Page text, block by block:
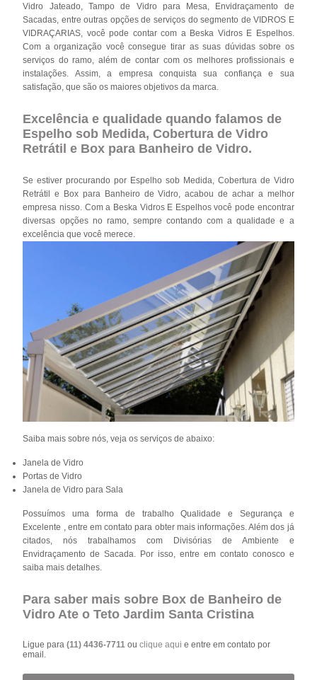
Vidro Jateado, Tampo de Vidro para Mesa, Envidraçamento de
Sacadas, entre outras opções de serviços do segmento de VIDROS E
VIDRAÇARIAS, você pode contar com a Beska Vidros E Espelhos.
Com a organização você consegue tirar as suas dúvidas sobre os
serviços do ramo, além de contar com os melhores profissionais e
instalações. Assim, a empresa conquista sua confiança e sua
satisfação, que são os maiores objetivos da marca.
Excelência e qualidade quando falamos de
Espelho sob Medida, Cobertura de Vidro
Retrátil e Box para Banheiro de Vidro.
Se estiver procurando por Espelho sob Medida, Cobertura de Vidro
Retrátil e Box para Banheiro de Vidro, acabou de achar a melhor
empresa nisso. Com a Beska Vidros E Espelhos você pode encontrar
diversas opções no ramo, sempre contando com a qualidade e a
excelência que você merece.
Saiba mais sobre nós, veja os serviços de abaixo:
Janela de Vidro
Portas de Vidro
Janela de Vidro para Sala
Possuímos uma forma de trabalho Qualidade e Segurança e
Excelente , entre em contato para obter mais informações. Além dos já
citados, nós trabalhamos com Divisórias de Ambiente e
Envidraçamento de Sacada. Por isso, entre em contato conosco e
saiba mais detalhes.
Para saber mais sobre Box de Banheiro de
Vidro Ate o Teto Jardim Santa Cristina
Ligue para(11) 4436-7711ouclique aqui e entre em contato por
email.